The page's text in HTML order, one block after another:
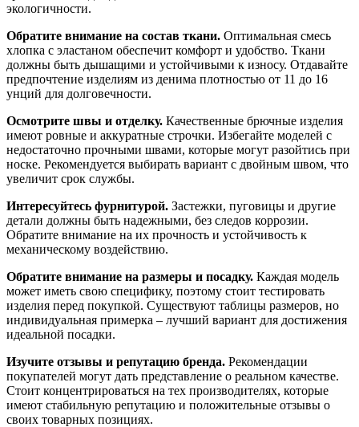
экологичности.
Обратите внимание на состав ткани. Оптимальная смесь
хлопка с эластаном обеспечит комфорт и удобство. Ткани
должны быть дышащими и устойчивыми к износу. Отдавайте
предпочтение изделиям из денима плотностью от 11 до 16
унций для долговечности.
Осмотрите швы и отделку. Качественные брючные изделия
имеют ровные и аккуратные строчки. Избегайте моделей с
недостаточно прочными швами, которые могут разойтись при
носке. Рекомендуется выбирать вариант с двойным швом, что
увеличит срок службы.
Интересуйтесь фурнитурой. Застежки, пуговицы и другие
детали должны быть надежными, без следов коррозии.
Обратите внимание на их прочность и устойчивость к
механическому воздействию.
Обратите внимание на размеры и посадку. Каждая модель
может иметь свою специфику, поэтому стоит тестировать
изделия перед покупкой. Существуют таблицы размеров, но
индивидуальная примерка – лучший вариант для достижения
идеальной посадки.
Изучите отзывы и репутацию бренда. Рекомендации
покупателей могут дать представление о реальном качестве.
Стоит концентрироваться на тех производителях, которые
имеют стабильную репутацию и положительные отзывы о
своих товарных позициях.